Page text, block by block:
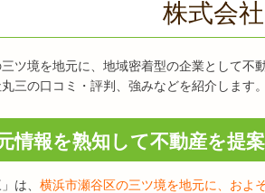
株式会
ツ境を地元に、地域密着型の企業として不
三の口コミ・評判、強みなどを紹介します。
情報を熟知して不動産を提
は、 横浜市瀬谷区の三ツ境を地元に、およ